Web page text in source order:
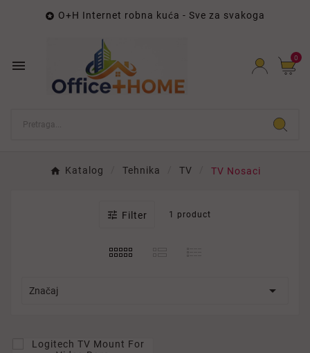
 O+H Internet robna kuća - Sve za svakoga
 0
Katalog Tehnika TV TV Nosaci
 Filter 1 product
Značaj 